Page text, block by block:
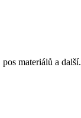
materiálů a další.